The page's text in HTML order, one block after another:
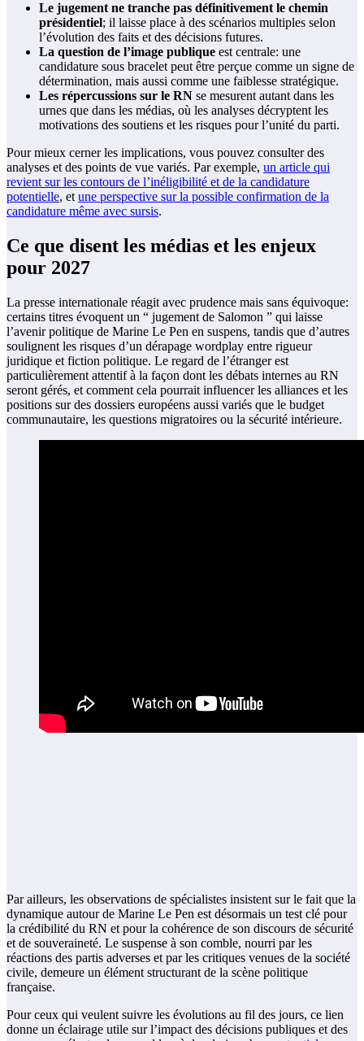
Le jugement ne tranche pas définitivement le chemin
présidentiel; il laisse place à des scénarios multiples selon
l’évolution des faits et des décisions futures.
La question de l’image publique est centrale: une
candidature sous bracelet peut être perçue comme un signe de
détermination, mais aussi comme une faiblesse stratégique.
Les répercussions sur le RN se mesurent autant dans les
urnes que dans les médias, où les analyses décryptent les
motivations des soutiens et les risques pour l’unité du parti.
Pour mieux cerner les implications, vous pouvez consulter des
analyses et des points de vue variés. Par exemple, un article qui
revient sur les contours de l’inéligibilité et de la candidature
potentielle, et une perspective sur la possible confirmation de la
candidature même avec sursis.
Ce que disent les médias et les enjeux
pour 2027
La presse internationale réagit avec prudence mais sans équivoque:
certains titres évoquent un “ jugement de Salomon ” qui laisse
l’avenir politique de Marine Le Pen en suspens, tandis que d’autres
soulignent les risques d’un dérapage wordplay entre rigueur
juridique et fiction politique. Le regard de l’étranger est
particulièrement attentif à la façon dont les débats internes au RN
seront gérés, et comment cela pourrait influencer les alliances et les
positions sur des dossiers européens aussi variés que le budget
communautaire, les questions migratoires ou la sécurité intérieure.
Par ailleurs, les observations de spécialistes insistent sur le fait que la
dynamique autour de Marine Le Pen est désormais un test clé pour
la crédibilité du RN et pour la cohérence de son discours de sécurité
et de souveraineté. Le suspense à son comble, nourri par les
réactions des partis adverses et par les critiques venues de la société
civile, demeure un élément structurant de la scène politique
française.
Pour ceux qui veulent suivre les évolutions au fil des jours, ce lien
donne un éclairage utile sur l’impact des décisions publiques et des